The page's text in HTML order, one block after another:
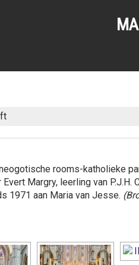
rooms-katholieke
Margry, leerling van
1971 aan Maria van Jesse.